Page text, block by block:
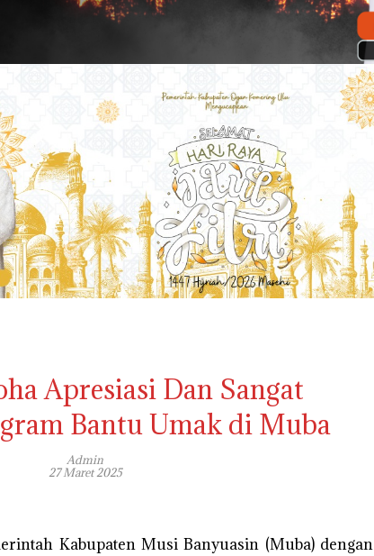
Apresiasi Dan Sangat
Bantu Umak di Muba
Admin
27 Maret 2025
Kabupaten Musi Banyuasin (Muba) dengan